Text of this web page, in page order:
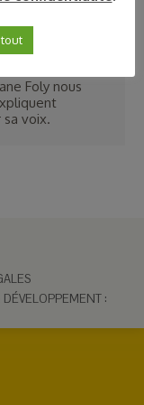
4 janvier 2019
Foly nous
voix.
DÉVELOPPEMENT :
tout